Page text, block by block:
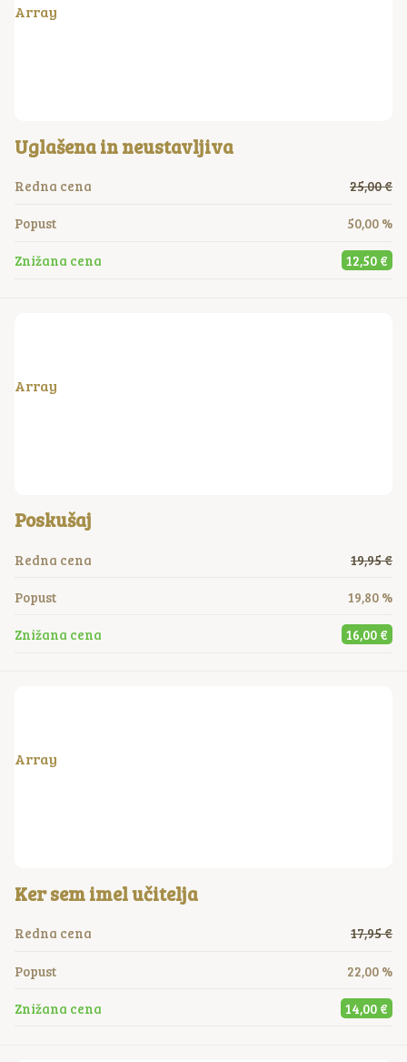
Array
Uglašena in neustavljiva
Redna cena 25,00 €
Popust 50,00 %
Znižana cena 12,50 €
Array
Poskušaj
Redna cena 19,95 €
Popust 19,80 %
Znižana cena 16,00 €
Array
Ker sem imel učitelja
Redna cena 17,95 €
Popust 22,00 %
Znižana cena 14,00 €